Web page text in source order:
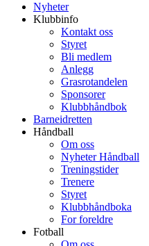
Nyheter
Klubbinfo
Kontakt oss
Styret
Bli medlem
Anlegg
Grasrotandelen
Sponsorer
Klubbhåndbok
Barneidretten
Håndball
Om oss
Nyheter Håndball
Treningstider
Trenere
Styret
Klubbhåndboka
For foreldre
Fotball